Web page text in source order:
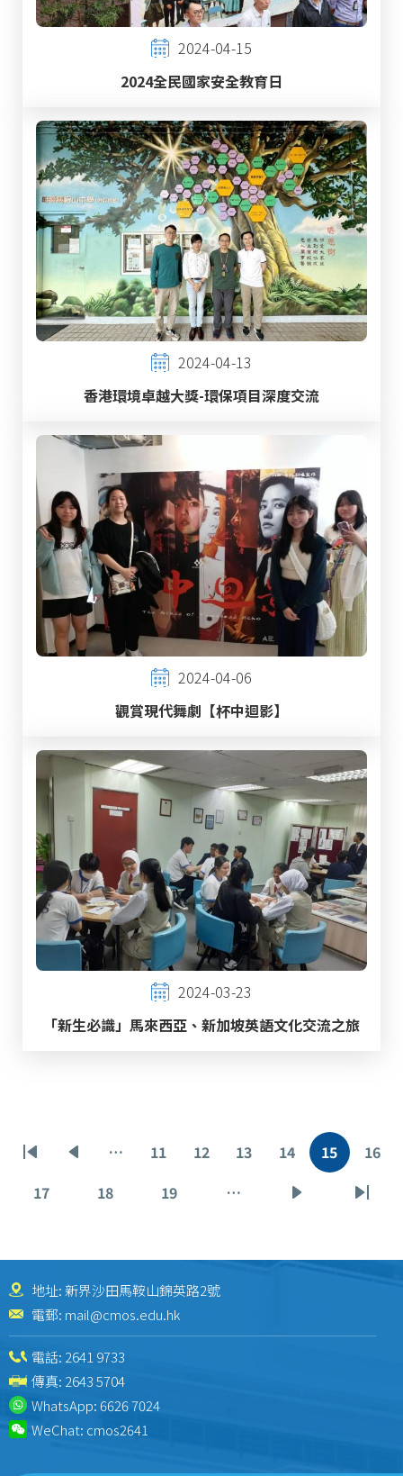
2024-04-15
2024全民國家安全教育日
2024-04-13
香港環境卓越大獎-環保項目深度交流
2024-04-06
觀賞現代舞劇【杯中迴影】
2024-03-23
「新生必識」馬來西亞、新加坡英語文化交流之旅
Pagination
First
page
Previous
page
…
Page
11
Page
12
Page
13
Page
14
Current
page
15 16
Page
17
Page
18
Page
19 …
Last
地址: 新界沙田馬鞍山錦英路2號
電郵: mail@cmos.edu.hk
電話: 2641 9733
傳真: 2643 5704
WhatsApp:6626 7024
WeChat: cmos2641